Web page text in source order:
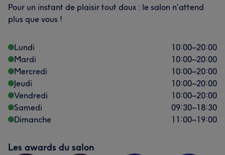
Pour un instant de plaisir tout doux : le salon n’attend
plus que vous !
Lundi 10:00–20:00
Mardi
10:00–20:00
Mercredi
10:00–20:00
Jeudi
10:00–20:00
Vendredi
10:00–20:00
Samedi
09:30–18:30
Dimanche
11:00–19:00
Les awards du salon